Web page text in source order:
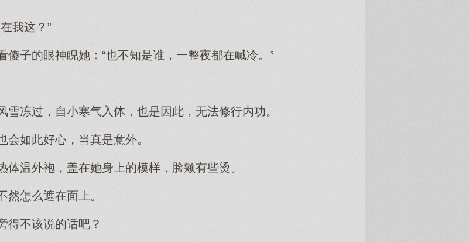
我这？”
傻子的眼神睨她：“也不知是谁，一整夜都在喊冷。”
雪冻过，自小寒气入体，也是因此，无法修行内功。
如此好心，当真是意外。
温外袍，盖在她身上的模样，脸颊有些烫。
怎么遮在面上。
得不该说的话吧？